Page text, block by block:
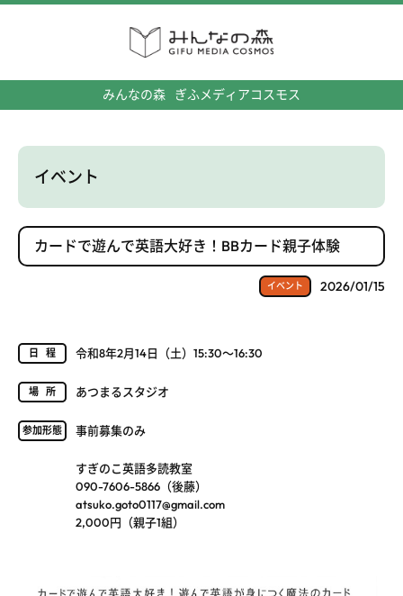
みんなの森 ぎふメディアコスモス
イベント
カードで遊んで英語大好き！BBカード親子体験
イベント 2026/01/15
日程 令和8年2月14日（土）15:30～16:30
場所 あつまるスタジオ
参加形態 事前募集のみ
すぎのこ英語多読教室
090-7606-5866（後藤）
atsuko.goto0117@gmail.com
2,000円（親子1組）